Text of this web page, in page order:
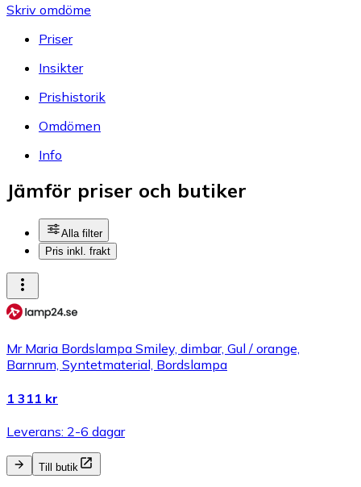
Skriv omdöme
Priser
Insikter
Prishistorik
Omdömen
Info
Jämför priser och butiker
Alla filter
Pris inkl. frakt
Mr Maria Bordslampa Smiley, dimbar, Gul / orange,
Barnrum, Syntetmaterial, Bordslampa
1 311 kr
Leverans: 2-6 dagar
Till butik